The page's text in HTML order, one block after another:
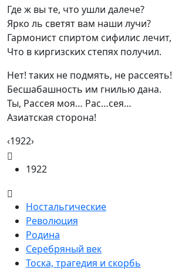
Где ж вы те, что ушли далече?
Ярко ль светят вам наши лучи?
Гармонист спиртом сифилис лечит,
Что в киргизских степях получил.
Нет! таких не подмять, не рассеять!
Бесшабашность им гнилью дана.
Ты, Рассея моя… Рас…сея…
Азиатская сторона!
‹1922›
1922
Ностальгические
Революция
Родина
Серебряный век
Тоска, трагедия и скорбь